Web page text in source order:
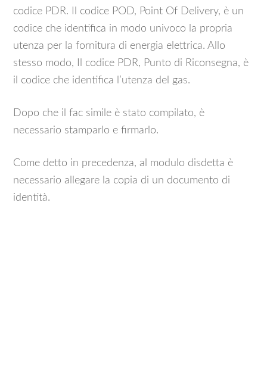
codice PDR. Il codice POD, Point Of Delivery, è un
codice che identifica in modo univoco la propria
utenza per la fornitura di energia elettrica. Allo
stesso modo, Il codice PDR, Punto di Riconsegna, è
il codice che identifica l’utenza del gas.
Dopo che il fac simile è stato compilato, è
necessario stamparlo e firmarlo.
Come detto in precedenza, al modulo disdetta è
necessario allegare la copia di un documento di
identità.